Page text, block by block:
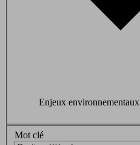
Enjeux environnementaux
Mot clé